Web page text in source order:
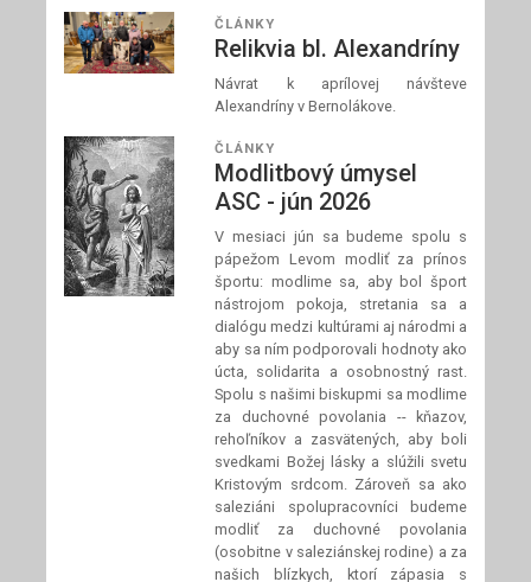
ČLÁNKY
Relikvia bl. Alexandríny
Návrat k aprílovej návšteve
Alexandríny v Bernolákove.
ČLÁNKY
Modlitbový úmysel
ASC - jún 2026
V mesiaci jún sa budeme spolu s
pápežom Levom modliť za prínos
športu: modlime sa, aby bol šport
nástrojom pokoja, stretania sa a
dialógu medzi kultúrami aj národmi a
aby sa ním podporovali hodnoty ako
úcta, solidarita a osobnostný rast.
Spolu s našimi biskupmi sa modlime
za duchovné povolania -- kňazov,
rehoľníkov a zasvätených, aby boli
svedkami Božej lásky a slúžili svetu
Kristovým srdcom. Zároveň sa ako
saleziáni spolupracovníci budeme
modliť za duchovné povolania
(osobitne v saleziánskej rodine) a za
našich blízkych, ktorí zápasia s